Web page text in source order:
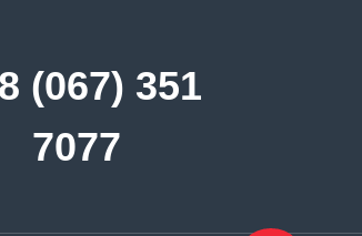
(067) 351
7077